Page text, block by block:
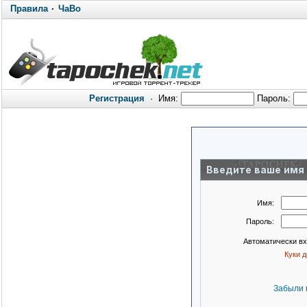
Правила· ЧаВо
Регистрация · Имя: Пароль:
Введите ваше имя
Имя:
Пароль:
Автоматически
Куки
Забыли